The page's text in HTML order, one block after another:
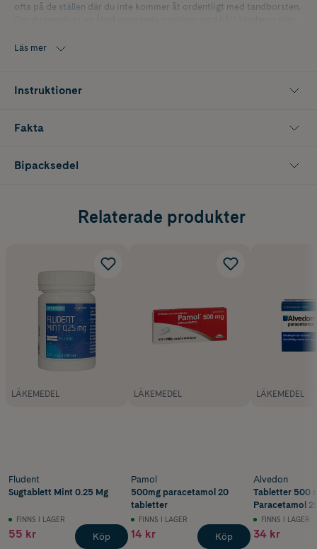
ofta på de ställen där du inte kommer åt ordentligt med tandborsten.
smaker. När du suger på en tablett frigörs fluoret till saliven och
mot syraangrepp och uppkomsten av karies förebyggs.
Läs mer
Instruktioner
Fakta
Bipacksedel
Relaterade produkter
LÄKEMEDEL
Fludent
Sugtablett Mint 0.25 Mg
FINNS I LAGER
55 kr Köp
LÄKEMEDEL
Pamol
500mg paracetamol 20
tabletter
FINNS I LAGER
14 kr Köp
LÄKEMEDEL
Alvedon
Tabletter 500
Paracetamol
FINNS I LAGER
34 kr